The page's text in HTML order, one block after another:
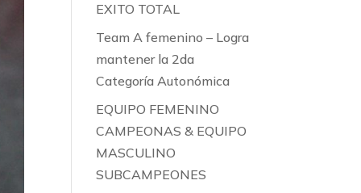
EXITO TOTAL
Team A femenino – Logra
mantener la 2da
Categoría Autonómica
EQUIPO FEMENINO
CAMPEONAS & EQUIPO
MASCULINO
SUBCAMPEONES